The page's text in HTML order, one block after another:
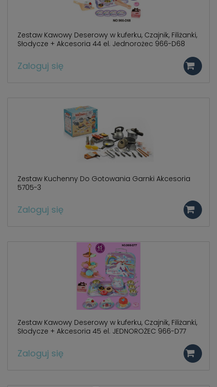
Zestaw Kawowy Deserowy w kuferku, Czajnik, Filiżanki,
Słodycze + Akcesoria 44 el. Jednorożec 966-D68
Zaloguj się
Zestaw Kuchenny Do Gotowania Garnki Akcesoria
5705-3
Zaloguj się
Zestaw Kawowy Deserowy w kuferku, Czajnik, Filiżanki,
Słodycze + Akcesoria 45 el. JEDNOROŻEC 966-D77
Zaloguj się